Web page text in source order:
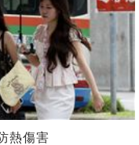
熱傷害